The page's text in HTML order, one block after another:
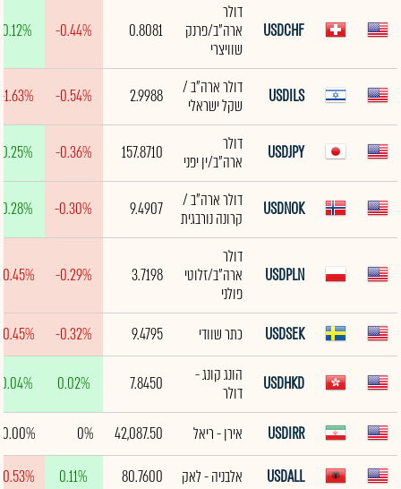
USDCHF
דולר
ארה"ב/פרנק
שוויצרי
0.8081
-0.44%
0.12%
USDILS
דולר ארה"ב /
שקל ישראלי
2.9988
-0.54%
-1.63%
USDJPY
דולר
ארה"ב/ין יפני
157.8710
-0.36%
0.25%
USDNOK
דולר ארה"ב /
קרונה נורבגית
9.4907
-0.30%
0.28%
USDPLN
דולר
ארה"ב/זלוטי
פולני
3.7198
-0.29%
USDSEK כתר שוודי 9.4795
-0.32%
USDHKD
הונג קונג -
דולר
7.8450
0.02%
0.04%
USDIRR אירן - ריאל 42,087.50
0%
0.00%
USDALL
אלבניה - לאק 80.7600
0.11%